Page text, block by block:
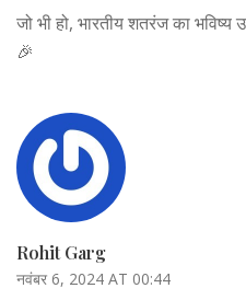
जो भी हो, भारतीय शतरंज का भविष्य
🎉
Rohit Garg
नवंबर 6, 2024 AT 00:44